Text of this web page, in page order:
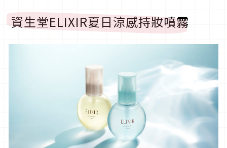
資生堂ELIXIR夏日涼感持妝噴霧